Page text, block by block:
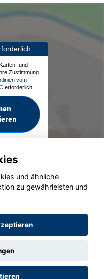
und
Zustimmung
vom
erforderlich.
2020 - 2026
und ähnliche
zu gewährleisten und